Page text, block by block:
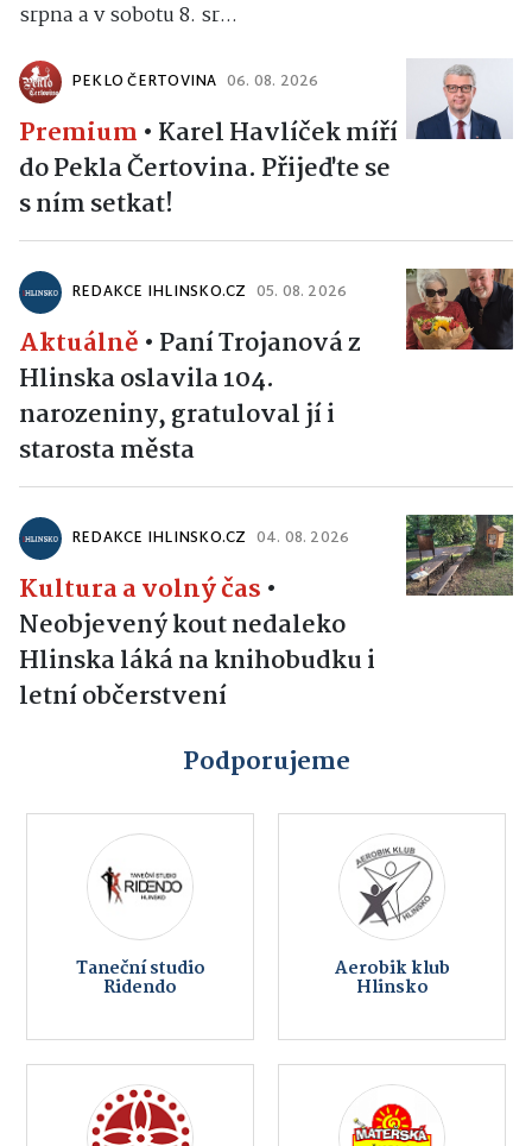
srpna a v sobotu 8. sr...
PEKLO ČERTOVINA 06. 08. 2026
Premium • Karel Havlíček míří
do Pekla Čertovina. Přijeďte se
s ním setkat!
REDAKCE IHLINSKO.CZ 05. 08. 2026
Aktuálně • Paní Trojanová z
Hlinska oslavila 104.
narozeniny, gratuloval jí i
starosta města
REDAKCE IHLINSKO.CZ 04. 08. 2026
Kultura a volný čas •
Neobjevený kout nedaleko
Hlinska láká na knihobudku i
letní občerstvení
Podporujeme
Taneční studio
Ridendo
Aerobik klub
Hlinsko